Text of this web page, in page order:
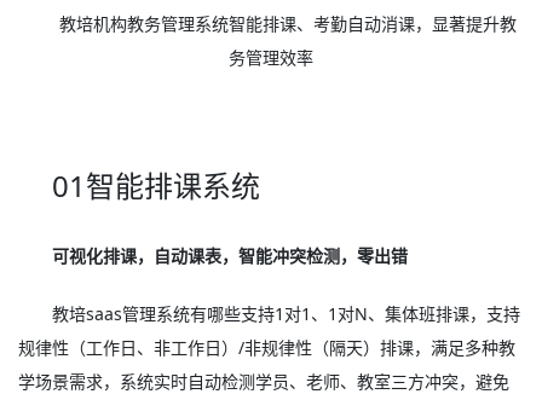
教培机构教务管理系统智能排课、考勤自动消课，显著提升教
务管理效率
01智能排课系统
可视化排课，自动课表，智能冲突检测，零出错
教培saas管理系统有哪些支持1对1、1对N、集体班排课，支持
规律性（工作日、非工作日）/非规律性（隔天）排课，满足多种教
学场景需求，系统实时自动检测学员、老师、教室三方冲突，避免